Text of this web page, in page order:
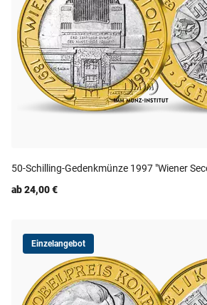
50-Schilling-Gedenkmünze 1997 "Wiener
ab 24,00 €
Einzelangebot